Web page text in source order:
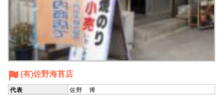
(有)佐野海苔店
代表
佐野 博